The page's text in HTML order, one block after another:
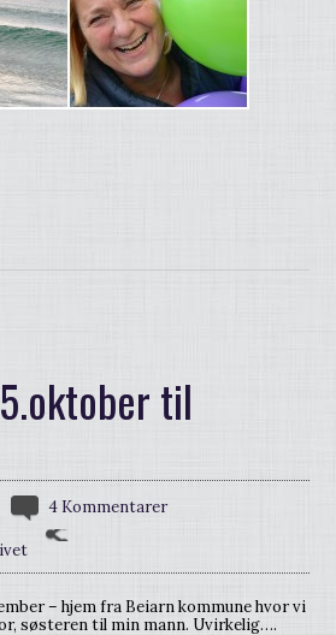
til
4 Kommentarer
– hjem fra Beiarn kommune hvor vi
søsteren til min mann. Uvirkelig….